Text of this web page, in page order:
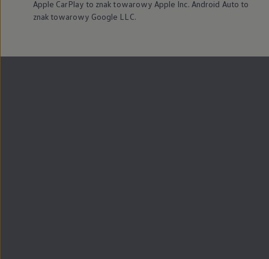
Apple CarPlay to znak towarowy Apple Inc. Android Auto to
znak towarowy Google LLC.